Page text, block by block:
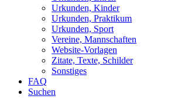
Urkunden, Kinder
Urkunden, Praktikum
Urkunden, Sport
Vereine, Mannschaften
Website-Vorlagen
Zitate, Texte, Schilder
Sonstiges
FAQ
Suchen